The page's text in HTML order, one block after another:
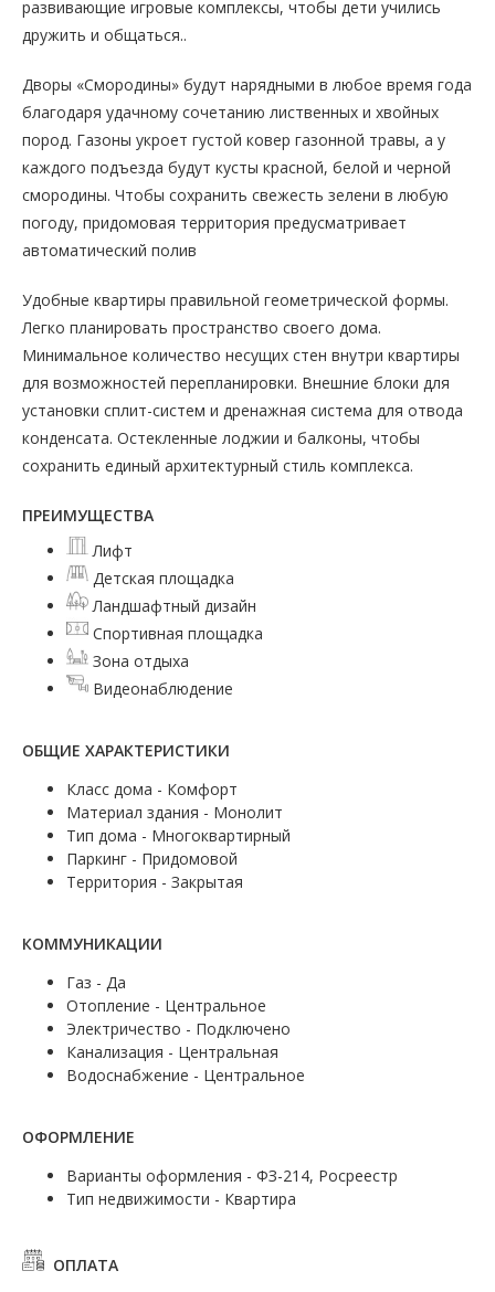
развивающие игровые комплексы, чтобы дети учились
дружить и общаться..
Дворы «Смородины» будут нарядными в любое время года
благодаря удачному сочетанию лиственных и хвойных
пород. Газоны укроет густой ковер газонной травы, а у
каждого подъезда будут кусты красной, белой и черной
смородины. Чтобы сохранить свежесть зелени в любую
погоду, придомовая территория предусматривает
автоматический полив
Удобные квартиры правильной геометрической формы.
Легко планировать пространство своего дома.
Минимальное количество несущих стен внутри квартиры
для возможностей перепланировки. Внешние блоки для
установки сплит-систем и дренажная система для отвода
конденсата. Остекленные лоджии и балконы, чтобы
сохранить единый архитектурный стиль комплекса.
ПРЕИМУЩЕСТВА
Лифт
Детская площадка
Ландшафтный дизайн
Спортивная площадка
Зона отдыха
Видеонаблюдение
ОБЩИЕ ХАРАКТЕРИСТИКИ
Класс дома - Комфорт
Материал здания - Монолит
Тип дома - Многоквартирный
Паркинг - Придомовой
Территория - Закрытая
КОММУНИКАЦИИ
Газ - Да
Отопление - Центральное
Электричество - Подключено
Канализация - Центральная
Водоснабжение - Центральное
ОФОРМЛЕНИЕ
Варианты оформления - ФЗ-214, Росреестр
Тип недвижимости - Квартира
ОПЛАТА